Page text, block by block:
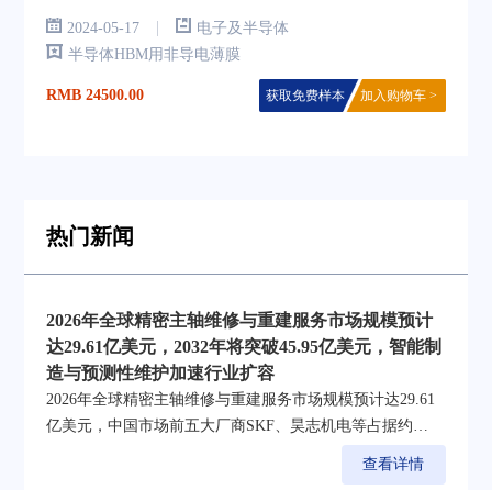
全球半导体HBM用非导电薄膜销量大约 ，预计2030年将达到 。2023
年中国市场规模大约为 百万美元，在全球市场占比约为 %，同期北
美国和欧洲CAGR分别为 %和 %，亚太地区将扮演更重要角色，除中
2024-05-17 |
电子及半导体
半导体HBM用非导电薄膜
RMB 24500.00 获取免费样本 加入购物车 >
热门新闻
2026年全球精密主轴维修与重建服务市场规模预计
达29.61亿美元，2032年将突破45.95亿美元，智能制
造与预测性维护加速行业扩容
2026年全球精密主轴维修与重建服务市场规模预计达29.61
亿美元，中国市场前五大厂商SKF、昊志机电等占据约
查看详情